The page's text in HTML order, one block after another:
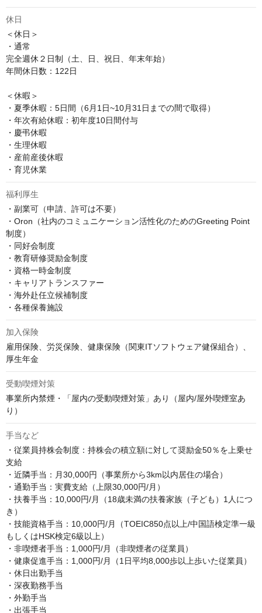
休日
＜休日＞
・通常
完全週休２日制（土、日、祝日、年末年始）
年間休日数：122日
＜休暇＞
・夏季休暇：5日間（6月1日~10月31日までの間で取得）
・年次有給休暇：初年度10日間付与
・慶弔休暇
・生理休暇
・産前産後休暇
・育児休業
福利厚生
・副業可（申請、許可は不要）
・Oron（社内のコミュニケーション活性化のためのGreeting Point
制度）
・同好会制度
・教育研修奨励金制度
・資格一時金制度
・キャリアトランスファー
・海外赴任立候補制度
・各種保養施設
加入保険
雇用保険、労災保険、健康保険（関東ITソフトウェア健保組合）、
厚生年金
受動喫煙対策
事業所内禁煙・「屋内の受動喫煙対策」あり（屋内/屋外喫煙室あ
り）
手当など
・従業員持株会制度：持株会の積立額に対して奨励金50％を上乗せ
支給
・近隣手当：月30,000円（事業所から3km以内居住の場合）
・通勤手当：実費支給（上限30,000円/月）
・扶養手当：10,000円/月（18歳未満の扶養家族（子ども）1人につ
き）
・技能資格手当：10,000円/月（TOEIC850点以上/中国語検定準一級
もしくはHSK検定6級以上）
・非喫煙者手当：1,000円/月（非喫煙者の従業員）
・健康促進手当：1,000円/月（1日平均8,000歩以上歩いた従業員）
・休日出勤手当
・深夜勤務手当
・外勤手当
・出張手当